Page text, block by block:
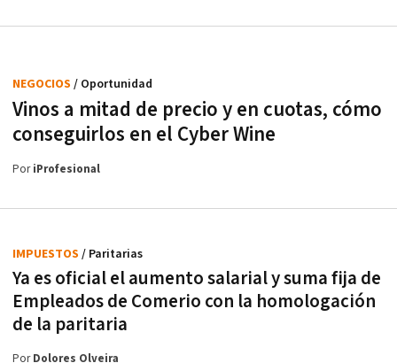
Vinos a mitad de precio y en cuotas, cómo
conseguirlos en el Cyber Wine
NEGOCIOS / Oportunidad
PoriProfesional
Ya es oficial el aumento salarial y suma fija de
Empleados de Comerio con la homologación
de la paritaria
IMPUESTOS / Paritarias
PorDolores Olveira